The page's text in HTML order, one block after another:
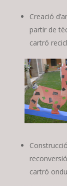
Creació
partir de
cartró
cartró